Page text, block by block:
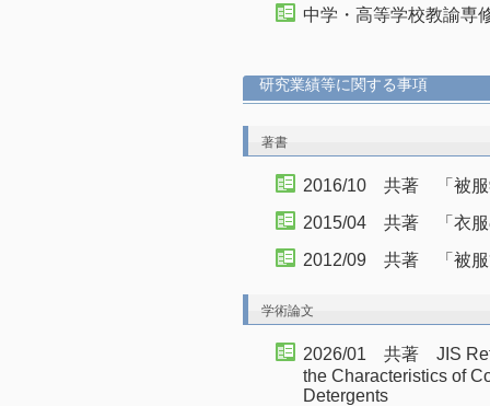
中学・高等学校教諭専
研究業績等に関する事項
著書
2016/10 共著 「被服
2015/04 共著 「衣服
2012/09 共著 「被服
学術論文
2026/01 共著 JIS
the Characteristics of
Detergents